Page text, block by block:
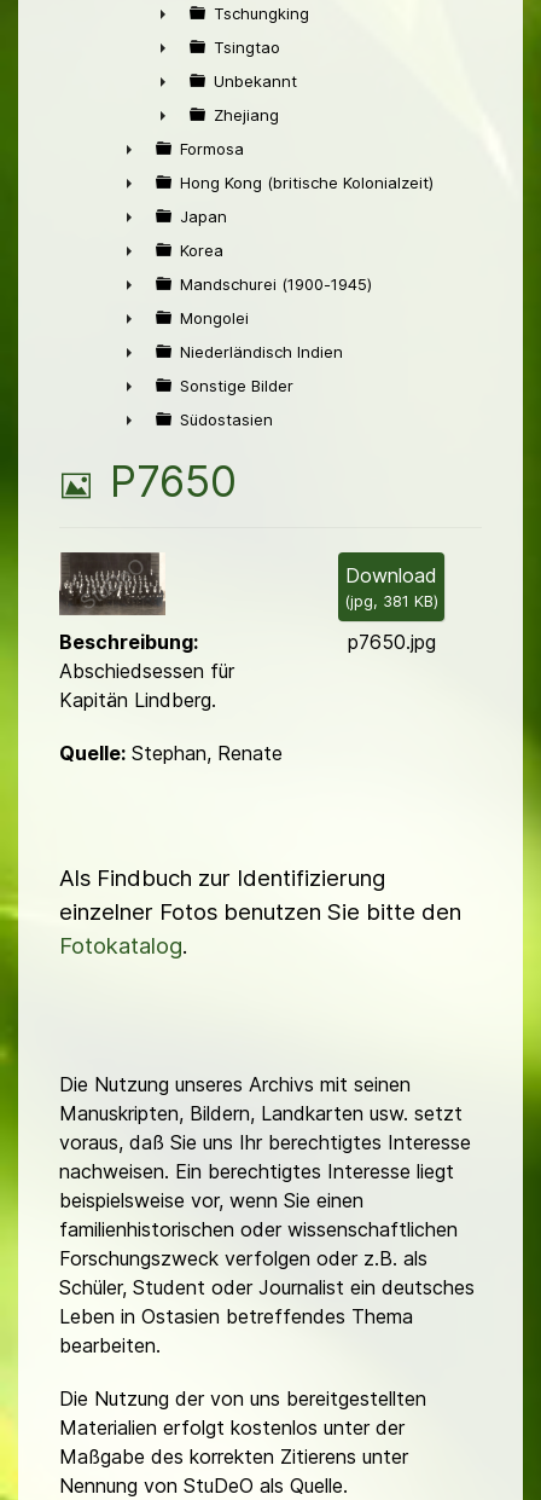
►
►
Tschungking
►
Tsingtao
►
Unbekannt
►
Zhejiang
►
Formosa
►
Hong Kong (britische Kolonialzeit)
►
Japan
►
Korea
►
Mandschurei (1900-1945)
►
Mongolei
►
Niederländisch Indien
►
Sonstige Bilder
Südostasien
B
l
d
P7650
Download
(jpg, 381 KB)
p7650.jpg
Beschreibung:
Abschiedsessen für
Kapitän Lindberg.
Quelle: Stephan, Renate
Als Findbuch zur Identifizierung
einzelner Fotos benutzen Sie bitte den
Fotokatalog.
Die Nutzung unseres Archivs mit seinen
Manuskripten, Bildern, Landkarten usw. setzt
voraus, daß Sie uns Ihr berechtigtes Interesse
nachweisen. Ein berechtigtes Interesse liegt
beispielsweise vor, wenn Sie einen
familienhistorischen oder wissenschaftlichen
Forschungszweck verfolgen oder z.B. als
Schüler, Student oder Journalist ein deutsches
Leben in Ostasien betreffendes Thema
bearbeiten.
Die Nutzung der von uns bereitgestellten
Materialien erfolgt kostenlos unter der
Maßgabe des korrekten Zitierens unter
Nennung von StuDeO als Quelle.